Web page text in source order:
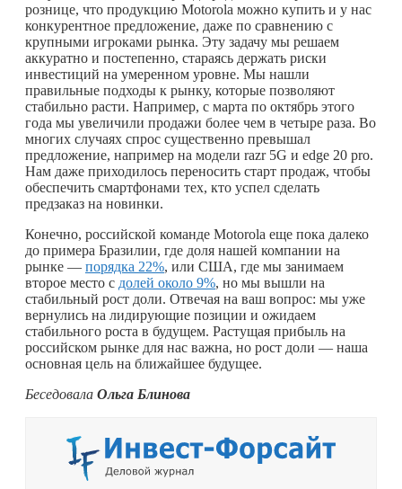
рознице, что продукцию Motorola можно купить и у нас
конкурентное предложение, даже по сравнению с
крупными игроками рынка. Эту задачу мы решаем
аккуратно и постепенно, стараясь держать риски
инвестиций на умеренном уровне. Мы нашли
правильные подходы к рынку, которые позволяют
стабильно расти. Например, с марта по октябрь этого
года мы увеличили продажи более чем в четыре раза. Во
многих случаях спрос существенно превышал
предложение, например на модели razr 5G и edge 20 pro.
Нам даже приходилось переносить старт продаж, чтобы
обеспечить смартфонами тех, кто успел сделать
предзаказ на новинки.
Конечно, российской команде Motorola еще пока далеко
до примера Бразилии, где доля нашей компании на
рынке — порядка 22%, или США, где мы занимаем
второе место с долей около 9%, но мы вышли на
стабильный рост доли. Отвечая на ваш вопрос: мы уже
вернулись на лидирующие позиции и ожидаем
стабильного роста в будущем. Растущая прибыль на
российском рынке для нас важна, но рост доли — наша
основная цель на ближайшее будущее.
Беседовала Ольга Блинова